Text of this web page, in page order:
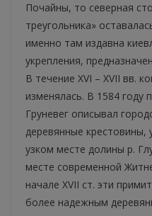
Почайны, то северная
треугольника»
именно там издавна
укрепления,
В течение XVI – XVII вв.
изменялась. В 1584 году
Груневег описывал
деревянные
узком месте долины р.
месте современной
начале ХVІІ ст. эти
более надежным